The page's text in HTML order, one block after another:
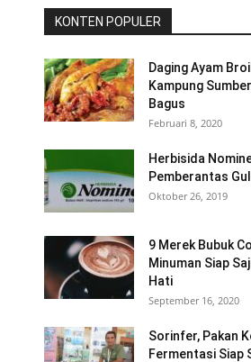
KONTEN POPULER
Daging Ayam
Kampung
Bagus
Februari 8, 2020
Herbisida
Pemberantas
Oktober 26, 2019
9 Merek Bubuk
Minuman Siap
Hati
September 16, 2020
Sorinfer, Pakan
Fermentasi Siap